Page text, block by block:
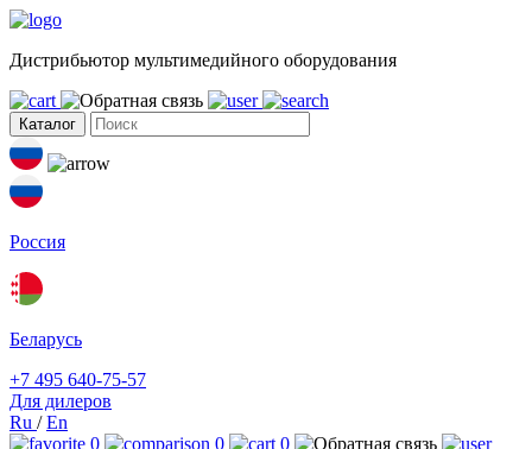
Дистрибьютор мультимедийного оборудования
Каталог
Россия
Беларусь
+7 495 640-75-57
Для дилеров
Ru /En
0
0 0